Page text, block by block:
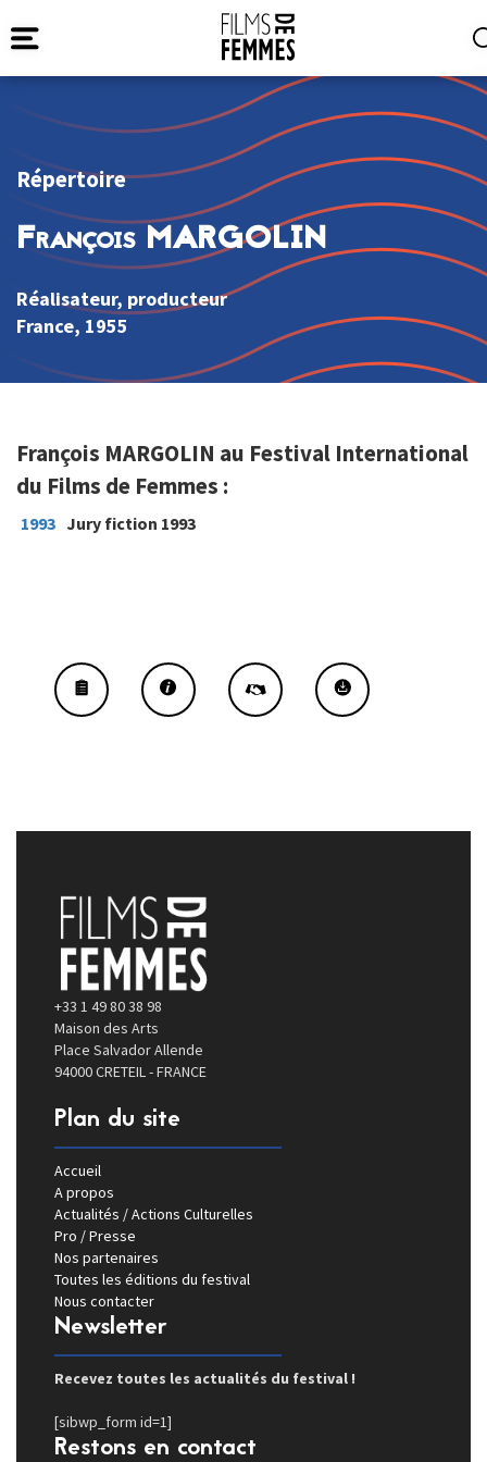
Répertoire
François MARGOLIN
Réalisateur, producteur
France, 1955
François MARGOLIN au Festival International
du Films de Femmes :
1993 Jury fiction 1993
+33 1 49 80 38 98
Maison des Arts
Place Salvador Allende
94000 CRETEIL - FRANCE
Plan du site
Accueil
A propos
Actualités / Actions Culturelles
Pro / Presse
Nos partenaires
Toutes les éditions du festival
Nous contacter
Newsletter
Recevez toutes les actualités du festival !
[sibwp_form id=1]
Restons en contact